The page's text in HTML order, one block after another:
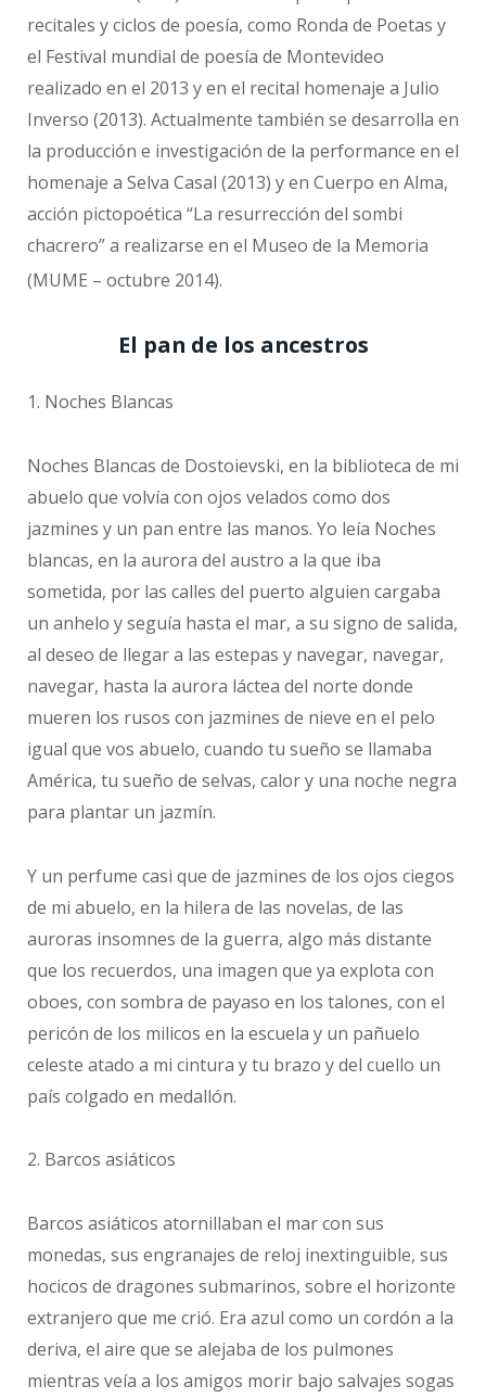
recitales y ciclos de poesía, como Ronda de Poetas y
el Festival mundial de poesía de Montevideo
realizado en el 2013 y en el recital homenaje a Julio
Inverso (2013). Actualmente también se desarrolla en
la producción e investigación de la performance en el
homenaje a Selva Casal (2013) y en Cuerpo en Alma,
acción pictopoética “La resurrección del sombi
chacrero” a realizarse en el Museo de la Memoria
(MUME – octubre 2014).
El pan de los ancestros
1. Noches Blancas
Noches Blancas de Dostoievski, en la biblioteca de mi
abuelo que volvía con ojos velados como dos
jazmines y un pan entre las manos. Yo leía Noches
blancas, en la aurora del austro a la que iba
sometida, por las calles del puerto alguien cargaba
un anhelo y seguía hasta el mar, a su signo de salida,
al deseo de llegar a las estepas y navegar, navegar,
navegar, hasta la aurora láctea del norte donde
mueren los rusos con jazmines de nieve en el pelo
igual que vos abuelo, cuando tu sueño se llamaba
América, tu sueño de selvas, calor y una noche negra
para plantar un jazmín.
Y un perfume casi que de jazmines de los ojos ciegos
de mi abuelo, en la hilera de las novelas, de las
auroras insomnes de la guerra, algo más distante
que los recuerdos, una imagen que ya explota con
oboes, con sombra de payaso en los talones, con el
pericón de los milicos en la escuela y un pañuelo
celeste atado a mi cintura y tu brazo y del cuello un
país colgado en medallón.
2. Barcos asiáticos
Barcos asiáticos atornillaban el mar con sus
monedas, sus engranajes de reloj inextinguible, sus
hocicos de dragones submarinos, sobre el horizonte
extranjero que me crió. Era azul como un cordón a la
deriva, el aire que se alejaba de los pulmones
mientras veía a los amigos morir bajo salvajes sogas